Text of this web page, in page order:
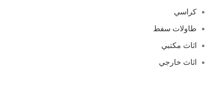
كراسي
طاولات سفط
اثاث مكتبي
اثاث خارجي